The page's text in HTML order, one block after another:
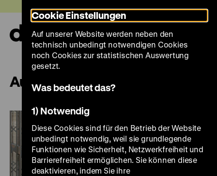
zum
Seiteninhalt
springen
Ausstellungen
Cookie Einstellungen
Auf unserer Website werden neben den
technisch unbedingt notwendigen Cookies
noch Cookies zur statistischen Auswertung
gesetzt.
Was bedeutet das?
1) Notwendig
Diese Cookies sind für den Betrieb der Website
unbedingt notwendig, weil sie grundlegende
Funktionen wie Sicherheit, Netzwerkfreiheit und
Barrierefreiheit ermöglichen. Sie können diese
deaktivieren, indem Sie ihre